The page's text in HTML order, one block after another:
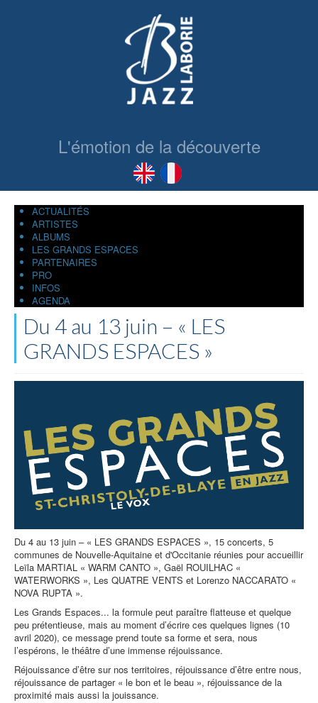
L'émotion de la découverte
ACTUALITÉS
ARTISTES
ALBUMS
LES GRANDS ESPACES
PARTENAIRES
PRO
INFOS
AGENDA
Du 4 au 13 juin – « LES
GRANDS ESPACES »
Du 4 au 13 juin – « LES GRANDS ESPACES », 15 concerts, 5
communes de Nouvelle-Aquitaine et d'Occitanie réunies pour accueillir
Leïla MARTIAL « WARM CANTO », Gaël ROUILHAC «
WATERWORKS », Les QUATRE VENTS et Lorenzo NACCARATO «
NOVA RUPTA ».
Les Grands Espaces... la formule peut paraître flatteuse et quelque
peu prétentieuse, mais au moment d’écrire ces quelques lignes (10
avril 2020), ce message prend toute sa forme et sera, nous
l’espérons, le théâtre d’une immense réjouissance.
Réjouissance d’être sur nos territoires, réjouissance d’être entre nous,
réjouissance de partager « le bon et le beau », réjouissance de la
proximité mais aussi la jouissance.